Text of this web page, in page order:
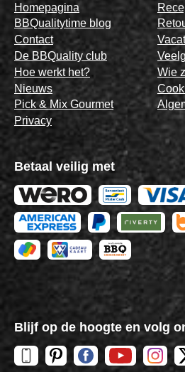
Homepagina
BBQualitytime blog
Contact
De BBQuality club
Hoe werkt het?
Nieuws
Pick & Mix Gourmet
Privacy
Wie
Betaal veilig met
Blijf op de hoogte en volg